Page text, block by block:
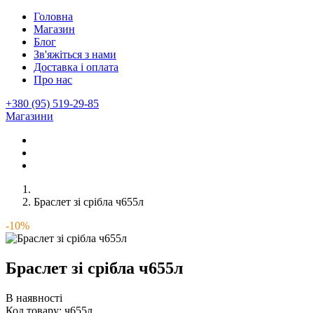
Головна
Магазин
Блог
Зв'яжіться з нами
Доставка і оплата
Про нас
+380 (95) 519-29-85
Магазини
Браслет зі срібла ч655л
-10%
Браслет зі срібла ч655л
В наявності